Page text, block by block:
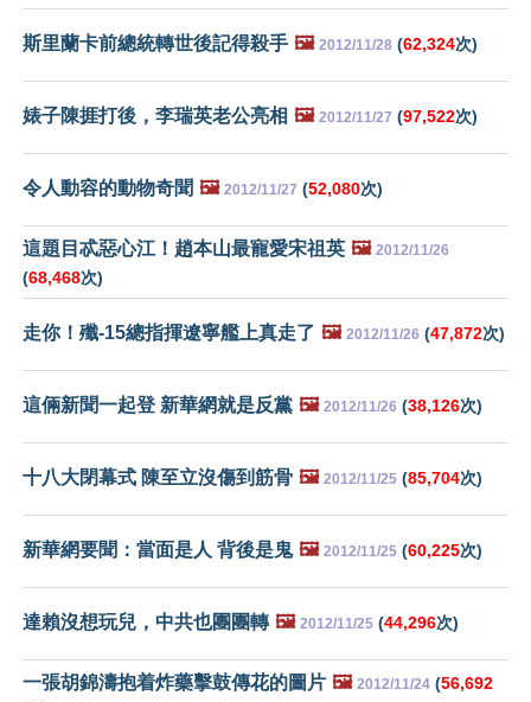
斯里蘭卡前總統轉世後記得殺手 🖼️ 2012/11/28 (62,324次)
婊子陳捱打後，李瑞英老公亮相 🖼️ 2012/11/27 (97,522次)
令人動容的動物奇聞 🖼️ 2012/11/27 (52,080次)
這題目忒惡心江！趙本山最寵愛宋祖英 🖼️ 2012/11/26
(68,468次)
走你！殲-15總指揮遼寧艦上真走了 🖼️ 2012/11/26 (47,872次)
這倆新聞一起登 新華網就是反黨 🖼️ 2012/11/26 (38,126次)
十八大閉幕式 陳至立沒傷到筋骨 🖼️ 2012/11/25 (85,704次)
新華網要聞：當面是人 背後是鬼 🖼️ 2012/11/25 (60,225次)
達賴沒想玩兒，中共也團團轉 🖼️ 2012/11/25 (44,296次)
一張胡錦濤抱着炸藥擊鼓傳花的圖片 🖼️ 2012/11/24 (56,692